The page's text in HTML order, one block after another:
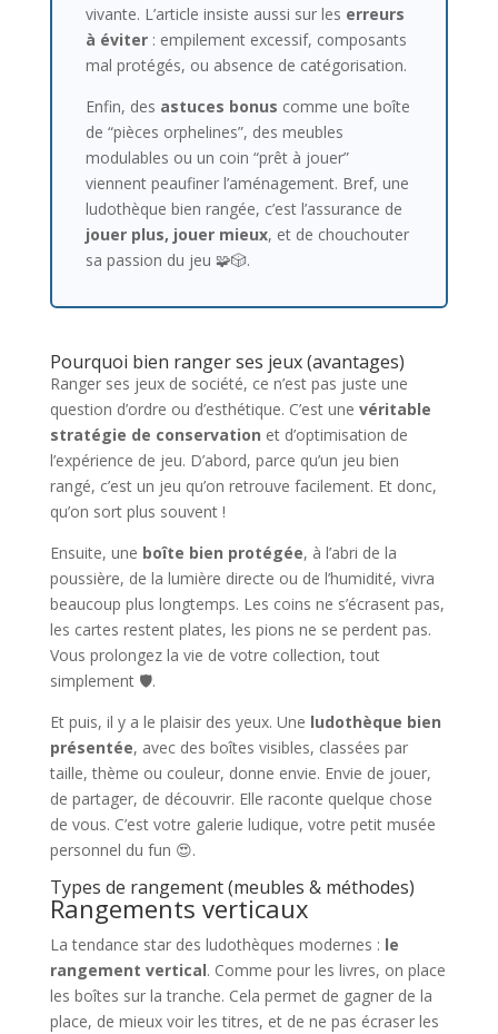
vivante. L’article insiste aussi sur les erreurs
à éviter: empilement excessif, composants
mal protégés, ou absence de catégorisation.
Enfin, des astuces bonus comme une boîte
de “pièces orphelines”, des meubles
modulables ou un coin “prêt à jouer”
viennent peaufiner l’aménagement. Bref, une
ludothèque bien rangée, c’est l’assurance de
jouer plus, jouer mieux, et de chouchouter
sa passion du jeu 🧩🎲.
Pourquoi bien ranger ses jeux (avantages)
Ranger ses jeux de société, ce n’est pas juste une
question d’ordre ou d’esthétique. C’est une véritable
stratégie de conservation et d’optimisation de
l’expérience de jeu. D’abord, parce qu’un jeu bien
rangé, c’est un jeu qu’on retrouve facilement. Et donc,
qu’on sort plus souvent !
Ensuite, une boîte bien protégée, à l’abri de la
poussière, de la lumière directe ou de l’humidité, vivra
beaucoup plus longtemps. Les coins ne s’écrasent pas,
les cartes restent plates, les pions ne se perdent pas.
Vous prolongez la vie de votre collection, tout
simplement 🛡️.
Et puis, il y a le plaisir des yeux. Une ludothèque bien
présentée, avec des boîtes visibles, classées par
taille, thème ou couleur, donne envie. Envie de jouer,
de partager, de découvrir. Elle raconte quelque chose
de vous. C’est votre galerie ludique, votre petit musée
personnel du fun 😍.
Types de rangement (meubles & méthodes)
Rangements verticaux
La tendance star des ludothèques modernes : le
rangement vertical. Comme pour les livres, on place
les boîtes sur la tranche. Cela permet de gagner de la
place, de mieux voir les titres, et de ne pas écraser les